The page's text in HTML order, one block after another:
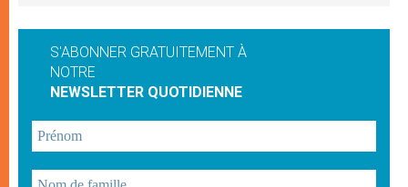
S'ABONNER GRATUITEMENT À
NOTRE
NEWSLETTER QUOTIDIENNE